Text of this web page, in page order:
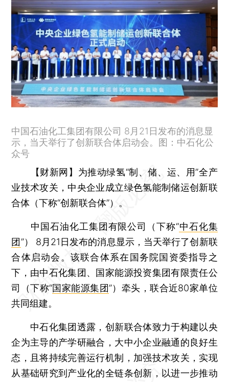
中国石油化工集团有限公司 8月21日发布的消息显
示，当天举行了创新联合体启动会。图：中石化公
众号
【财新网】 为推动绿氢“制、储、运、用”全产
业技术攻关，中央企业成立绿色氢能制储运创新联
合体（下称“创新联合体”）。
中国石油化工集团有限公司（下称“中石化集
团”） 8月21日发布的消息显示，当天举行了创新联
合体启动会。该联合体系在国务院国资委指导之
下，由中石化集团、国家能源投资集团有限责任公
司（下称“国家能源集团”）牵头，联合近80家单位
共同组建。
中石化集团透露，创新联合体致力于构建以央
企为主导的产学研融合，大中小企业融通的良好生
态，且将持续完善运行机制，加强技术攻关，实现
从基础研究到产业化的全链条创新，以进一步推动